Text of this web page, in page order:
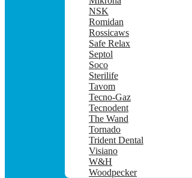
NSK
Romidan
Rossicaws
Safe Relax
Septol
Soco
Sterilife
Tavom
Tecno-Gaz
Tecnodent
The Wand
Tornado
Trident Dental
Visiano
W&H
Woodpecker